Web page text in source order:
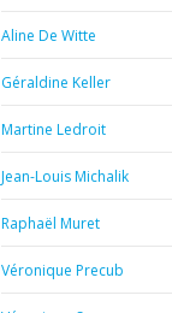
Aline De Witte
Géraldine Keller
Martine Ledroit
Jean-Louis Michalik
Raphaël Muret
Véronique Precub